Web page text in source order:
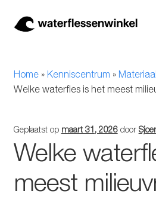
Ga
Ga
Bidons
Kinderflessen
Drinkfles met rietje
Home» Kenniscentrum »
Welke waterfles is het meest
Geplaatst op maart 31, 2026 door
Welke
meest